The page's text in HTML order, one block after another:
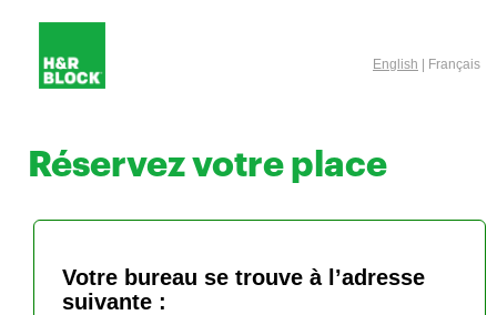
English | Français
Réservez votre place
Votre bureau se trouve à l’adresse
suivante :